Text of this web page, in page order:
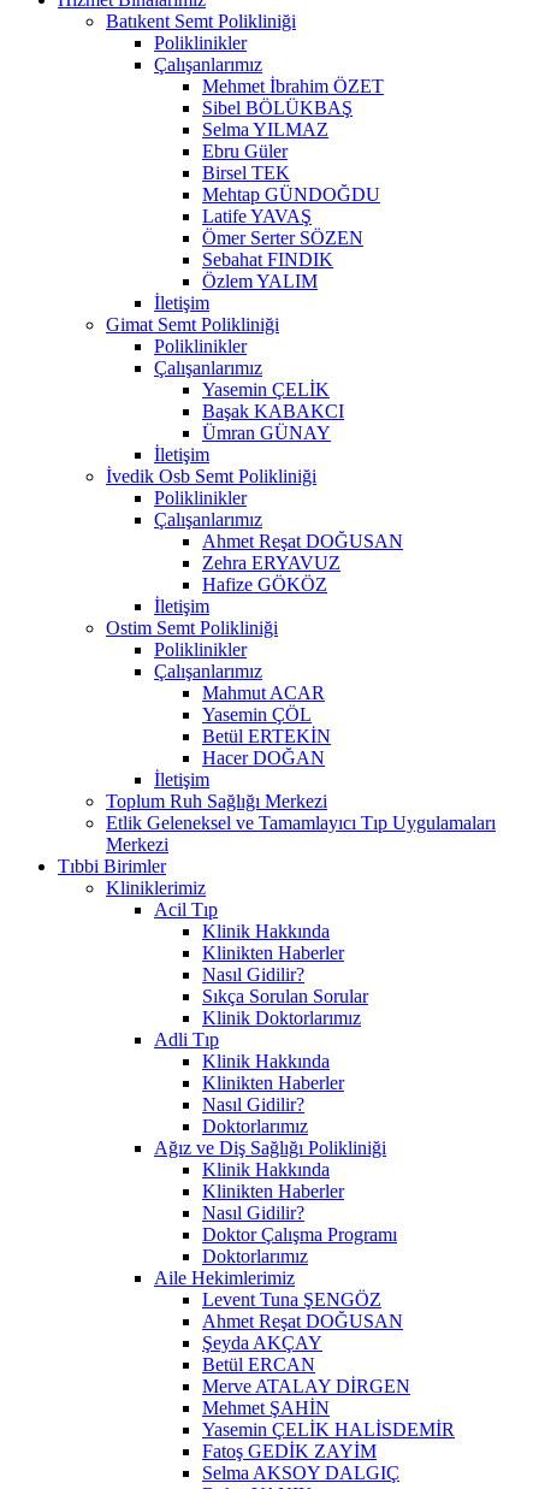
Batıkent Semt Polikliniği
Poliklinikler
Çalışanlarımız
Mehmet İbrahim ÖZET
Sibel BÖLÜKBAŞ
Selma YILMAZ
Ebru Güler
Birsel TEK
Mehtap GÜNDOĞDU
Latife YAVAŞ
Ömer Serter SÖZEN
Sebahat FINDIK
Özlem YALIM
İletişim
Gimat Semt Polikliniği
Poliklinikler
Çalışanlarımız
Yasemin ÇELİK
Başak KABAKCI
Ümran GÜNAY
İletişim
İvedik Osb Semt Polikliniği
Poliklinikler
Çalışanlarımız
Ahmet Reşat DOĞUSAN
Zehra ERYAVUZ
Hafize GÖKÖZ
İletişim
Ostim Semt Polikliniği
Poliklinikler
Çalışanlarımız
Mahmut ACAR
Yasemin ÇÖL
Betül ERTEKİN
Hacer DOĞAN
İletişim
Toplum Ruh Sağlığı Merkezi
Etlik Geleneksel ve Tamamlayıcı Tıp Uygulamaları
Merkezi
Tıbbi Birimler
Kliniklerimiz
Acil Tıp
Klinik Hakkında
Klinikten Haberler
Nasıl Gidilir?
Sıkça Sorulan Sorular
Klinik Doktorlarımız
Adli Tıp
Klinik Hakkında
Klinikten Haberler
Nasıl Gidilir?
Doktorlarımız
Ağız ve Diş Sağlığı Polikliniği
Klinik Hakkında
Klinikten Haberler
Nasıl Gidilir?
Doktor Çalışma Programı
Doktorlarımız
Aile Hekimlerimiz
Levent Tuna ŞENGÖZ
Ahmet Reşat DOĞUSAN
Şeyda AKÇAY
Betül ERCAN
Merve ATALAY DİRGEN
Mehmet ŞAHİN
Yasemin ÇELİK HALİSDEMİR
Fatoş GEDİK ZAYİM
Selma AKSOY DALGIÇ